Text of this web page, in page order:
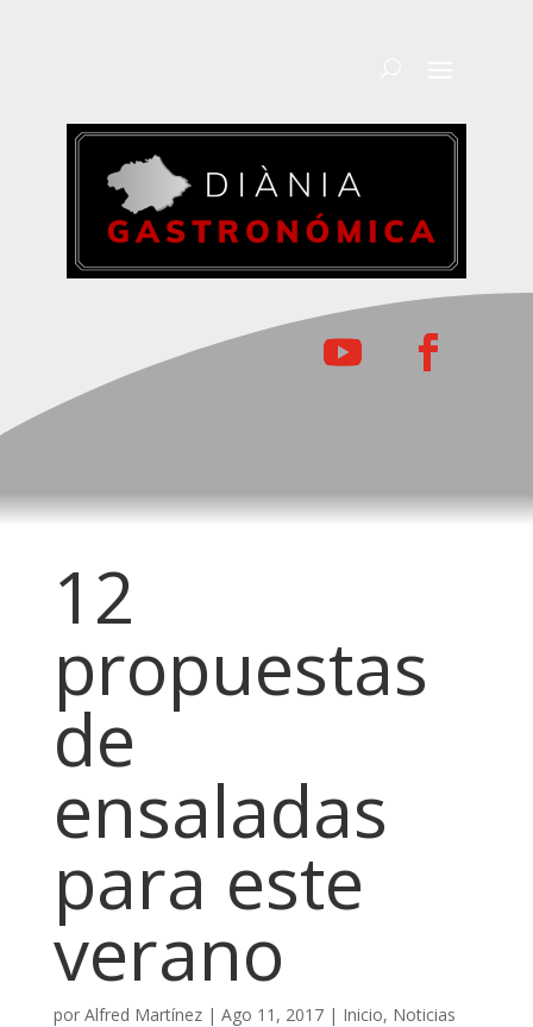
12
propuestas
de
ensaladas
para este
verano
por Alfred Martínez| Ago 11, 2017| Inicio, Noticias